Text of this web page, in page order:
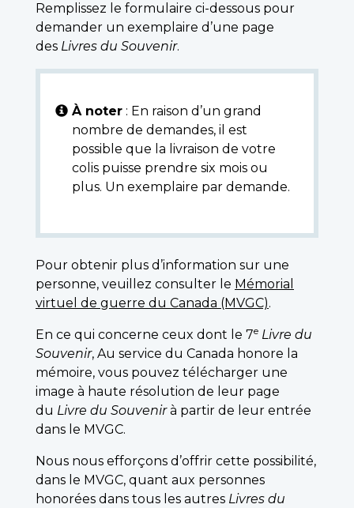
Remplissez le formulaire ci-dessous pour
demander un exemplaire d’une page
des Livres du Souvenir.
À noter : En raison d’un grand
nombre de demandes, il est
possible que la livraison de votre
colis puisse prendre six mois ou
plus. Un exemplaire par demande.
Pour obtenir plus d’information sur une
personne, veuillez consulter le Mémorial
virtuel de guerre du Canada (MVGC).
En ce qui concerne ceux dont le 7e Livre du
Souvenir, Au service du Canada honore la
mémoire, vous pouvez télécharger une
image à haute résolution de leur page
du Livre du Souvenirà partir de leur entrée
dans le MVGC.
Nous nous efforçons d’offrir cette possibilité,
dans le MVGC, quant aux personnes
honorées dans tous les autres Livres du